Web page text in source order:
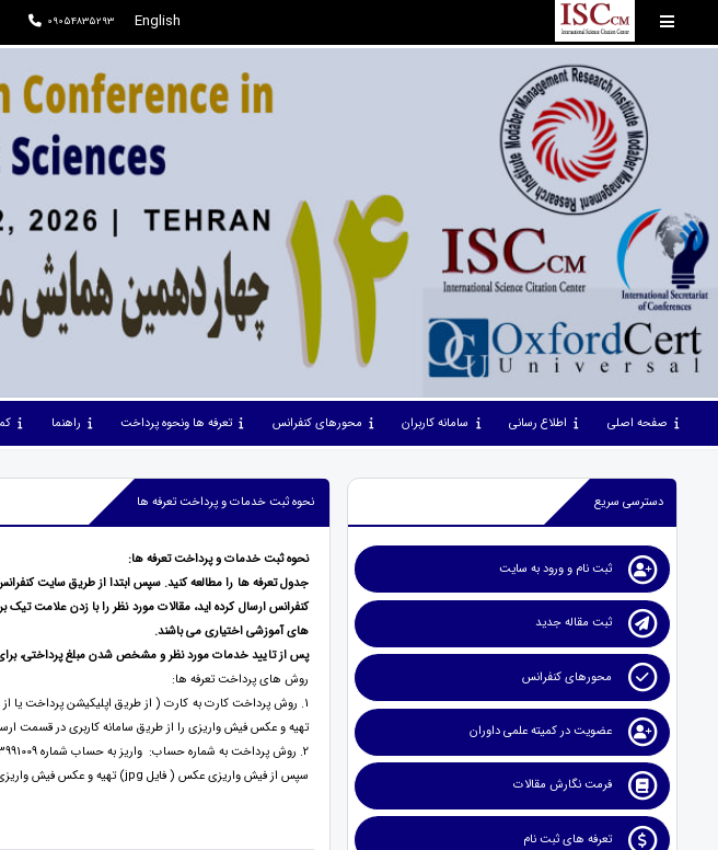
English
09054835293
صفحه اصلی اطلاع رسانی سامانه کاربران محورهای کنفرانس تعرفه ها ونحوه پرداخت راهنما
دسترسی سریع
ثبت نام و ورود به سایت
ثبت مقاله جدید
محورهای کنفرانس
عضویت در کمیته علمی داوران
فرمت نگارش مقالات
تعرفه های ثبت نام
نحوه ثبت خدمات و پرداخت تعرفه ها
نحوه ثبت خدمات و پرداخت تعرفه ها:
جدول تعرفه ها را مطالعه کنید. سپس ابتدا از طریق سایت
کنفرانس ارسال کرده اید، مقالات مورد نظر را با زدن علامت
های آموزشی اختیاری می باشند.
پس از تایید خدمات مورد نظر و مشخص شدن مبلغ پرداختی،
روش های پرداخت تعرفه ها:
تهیه و عکس فیش واریزی را از طریق سامانه کاربری در قسمت
2. روش پرداخت به شماره حساب: واریز به حساب شماره 0109503991009 بانک ملی شعبه لاله تهران( شهید قاسم سلیمانی) کد 702 به نام موسسه پژوهشی مدیریت مدبر
سپس از فیش واریزی عکس ( فایل jpg) تهیه و عکس فیش واریزی را از طریق سامانه کاربری در قسمت ارسال فیش های شما بارگذاری و ارسال کنند.